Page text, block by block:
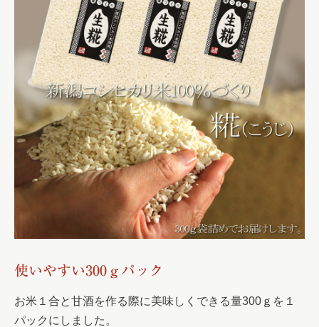
使いやすい300ｇパック
お米１合と甘酒を作る際に美味しくできる量300ｇを１
パックにしました。